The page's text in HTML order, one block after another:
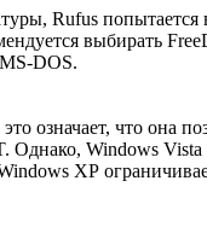
Rufus попытается
выбирать
DOS.
означает, что она
Windows Vista
XP